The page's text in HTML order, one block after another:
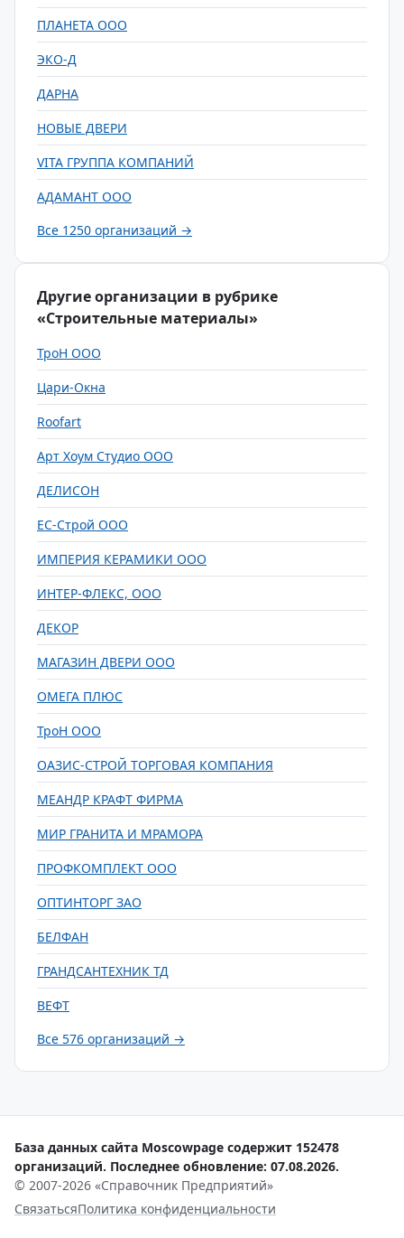
ПЛАНЕТА ООО
ЭКО-Д
ДАРНА
НОВЫЕ ДВЕРИ
VITA ГРУППА КОМПАНИЙ
АДАМАНТ ООО
Все 1250 организаций →
Другие организации в рубрике
«Строительные материалы»
ТроН ООО
Цари-Окна
Roofart
Арт Хоум Студио ООО
ДЕЛИСОН
ЕС-Строй ООО
ИМПЕРИЯ КЕРАМИКИ ООО
ИНТЕР-ФЛЕКС, ООО
ДЕКОР
МАГАЗИН ДВЕРИ ООО
ОМЕГА ПЛЮС
ТроН ООО
ОАЗИС-СТРОЙ ТОРГОВАЯ КОМПАНИЯ
МЕАНДР КРАФТ ФИРМА
МИР ГРАНИТА И МРАМОРА
ПРОФКОМПЛЕКТ ООО
ОПТИНТОРГ ЗАО
БЕЛФАН
ГРАНДСАНТЕХНИК ТД
ВЕФТ
Все 576 организаций →
База данных сайта Moscowpage содержит 152478
организаций. Последнее обновление: 07.08.2026.
© 2007-2026 «Справочник Предприятий»
СвязатьсяПолитика конфиденциальности